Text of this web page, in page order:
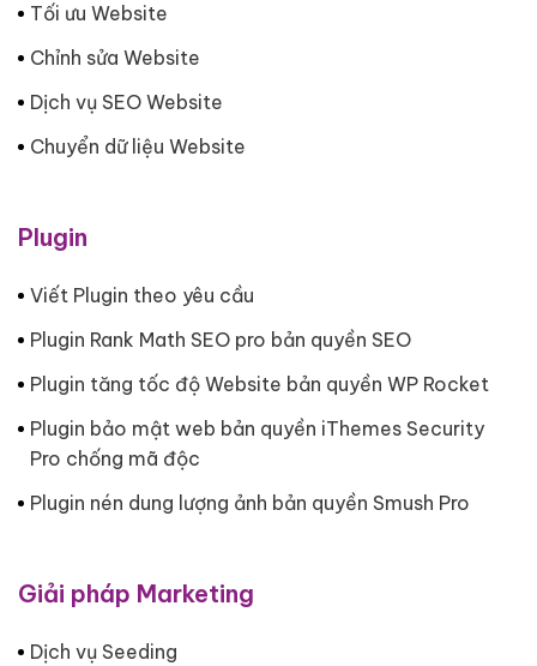
Tối ưu Website
Chỉnh sửa Website
Dịch vụ SEO Website
Chuyển dữ liệu Website
Plugin
Viết Plugin theo yêu cầu
Plugin Rank Math SEO pro bản quyền SEO
Plugin tăng tốc độ Website bản quyền WP Rocket
Plugin bảo mật web bản quyền iThemes Security
Pro chống mã độc
Plugin nén dung lượng ảnh bản quyền Smush Pro
Giải pháp Marketing
Dịch vụ Seeding